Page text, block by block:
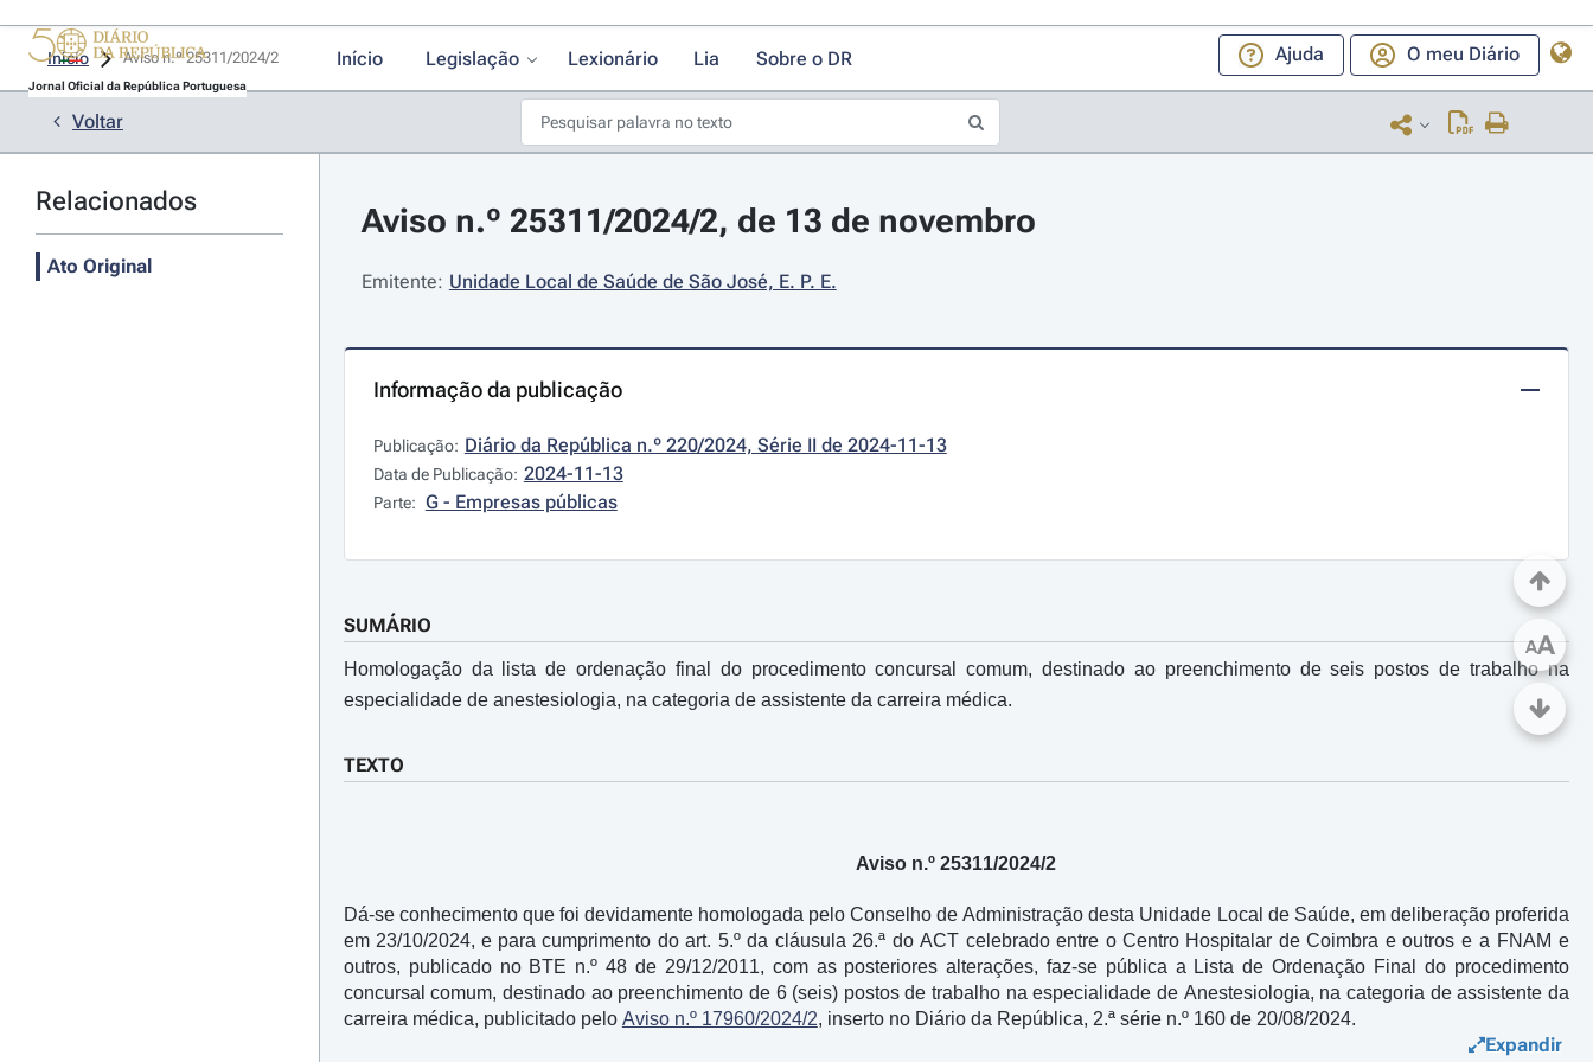
Jornal Oficial da República Portuguesa
Início Legislação Lexionário Lia Sobre o DR Ajuda O meu Diário
Início
Voltar
Relacionados
Ato Original
Aviso n.º 25311/2024/2, de 13 de novembro
Emitente: Unidade Local de Saúde de São José, E. P. E.
Informação da publicação
Publicação: Diário da República n.º 220/2024, Série II de 2024-11-13
Data de Publicação: 2024-11-13
Parte: G - Empresas públicas
SUMÁRIO
Homologação da lista de ordenação final do procedimento concursal comum, destinado ao preenchimento de seis postos de trabalho na
especialidade de anestesiologia, na categoria de assistente da carreira médica.
TEXTO
Aviso n.º 25311/2024/2
Dá-se conhecimento que foi devidamente homologada pelo Conselho de Administração desta Unidade Local de Saúde, em deliberação proferida
em 23/10/2024, e para cumprimento do art. 5.º da cláusula 26.ª do ACT celebrado entre o Centro Hospitalar de Coimbra e outros e a FNAM e
outros, publicado no BTE n.º 48 de 29/12/2011, com as posteriores alterações, faz-se pública a Lista de Ordenação Final do procedimento
concursal comum, destinado ao preenchimento de 6 (seis) postos de trabalho na especialidade de Anestesiologia, na categoria de assistente da
carreira médica, publicitado pelo Aviso n.º 17960/2024/2, inserto no Diário da República, 2.ª série n.º 160 de 20/08/2024.
Expandir
AA